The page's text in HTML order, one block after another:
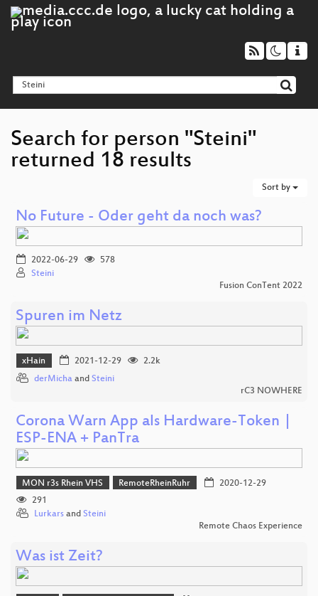
Search for person "Steini"
returned 18 results
Sort by
No Future - Oder geht da noch was?
2022-06-29
578
Steini
Fusion ConTent 2022
Spuren im Netz
xHain 2021-12-29
2.2k
derMicha and Steini
rC3 NOWHERE
Corona Warn App als Hardware-Token |
ESP-ENA + PanTra
MON r3s Rhein VHS RemoteRheinRuhr
2020-12-29
291
Lurkars and Steini
Remote Chaos Experience
Was ist Zeit?